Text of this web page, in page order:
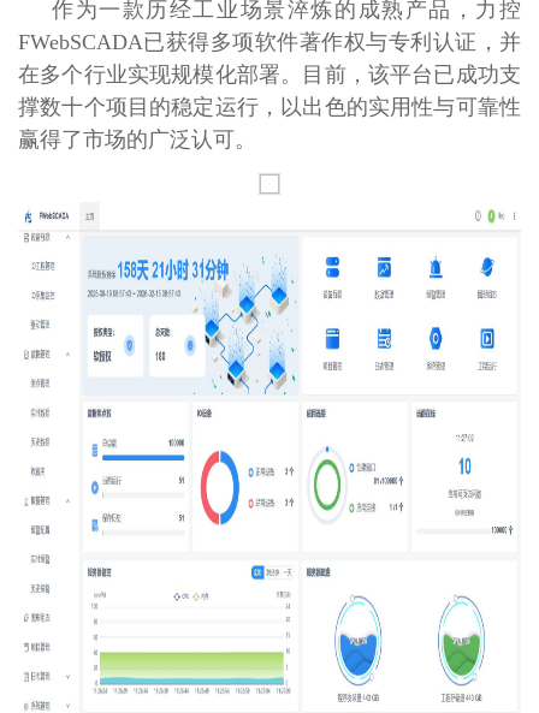
作为一款历经工业场景淬炼的成熟产品，力控
FWebSCADA已获得多项软件著作权与专利认证，并
在多个行业实现规模化部署。目前，该平台已成功支
撑数十个项目的稳定运行，以出色的实用性与可靠性
赢得了市场的广泛认可。